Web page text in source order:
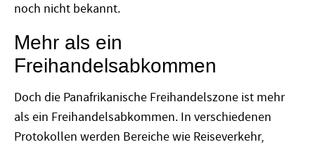
noch nicht bekannt.
Mehr als ein
Freihandelsabkommen
Doch die Panafrikanische Freihandelszone ist mehr
als ein Freihandelsabkommen. In verschiedenen
Protokollen werden Bereiche wie Reiseverkehr,